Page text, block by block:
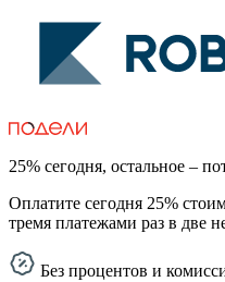
25% сегодня, остальное –
Оплатите сегодня 25%
тремя платежами раз в две
Без процентов и